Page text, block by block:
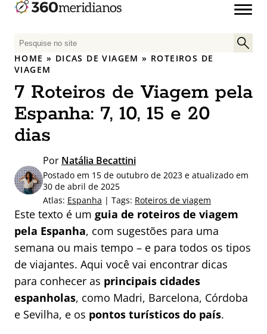
P
e
s
q
u
i
a
p
o
:
HOME » DICAS DE VIAGEM » ROTEIROS DE
VIAGEM
7 Roteiros de Viagem pela
Espanha: 7, 10, 15 e 20
dias
Por Natália Becattini
Postado em 15 de outubro de 2023 e atualizado em
30 de abril de 2025
Atlas: Espanha | Tags: Roteiros de viagem
Este texto é um guia de roteiros de viagem
pela Espanha, com sugestões para uma
semana ou mais tempo – e para todos os tipos
de viajantes. Aqui você vai encontrar dicas
para conhecer as principais cidades
espanholas, como Madri, Barcelona, Córdoba
e Sevilha, e os pontos turísticos do país.